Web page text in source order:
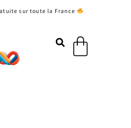
sur toute la France
Panier